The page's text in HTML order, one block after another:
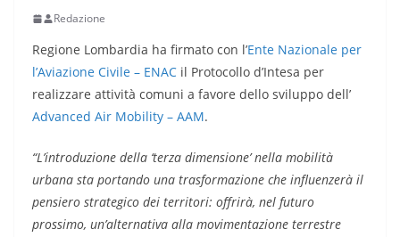
Redazione
Regione Lombardia ha firmato con l’Ente Nazionale per
l’Aviazione Civile – ENAC il Protocollo d’Intesa per
realizzare attività comuni a favore dello sviluppo dell’
Advanced Air Mobility – AAM.
“L’introduzione della ‘terza dimensione’ nella mobilità
urbana sta portando una trasformazione che influenzerà il
pensiero strategico dei territori: offrirà, nel futuro
prossimo, un’alternativa alla movimentazione terrestre